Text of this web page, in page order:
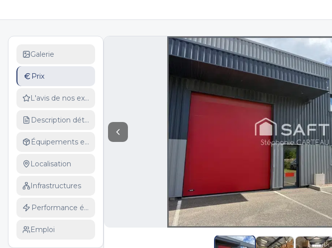
Galerie
Prix
L'avis de nos experts
Description détaillée
Équipements et services
Localisation
Infrastructures
Performance énergétique
Emploi